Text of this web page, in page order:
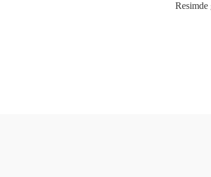
Resimde